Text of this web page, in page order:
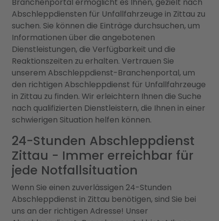
Abschleppdiensten für Unfallfahrzeuge in Zittau zu
suchen. Sie können die Einträge durchsuchen, um
Informationen über die angebotenen
Dienstleistungen, die Verfügbarkeit und die
Reaktionszeiten zu erhalten. Vertrauen Sie
unserem Abschleppdienst-Branchenportal, um
den richtigen Abschleppdienst für Unfallfahrzeuge
in Zittau zu finden. Wir erleichtern Ihnen die Suche
nach qualifizierten Dienstleistern, die Ihnen in einer
schwierigen Situation helfen können.
24-Stunden Abschleppdienst
Zittau - Immer erreichbar für
jede Notfallsituation
Wenn Sie einen zuverlässigen 24-Stunden
Abschleppdienst in Zittau benötigen, sind Sie bei
uns an der richtigen Adresse! Unser